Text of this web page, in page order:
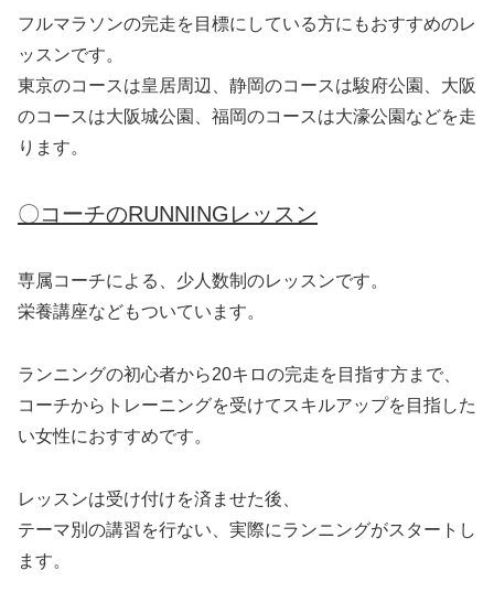
フルマラソンの完走を目標にしている方にもおすすめのレ
ッスンです。
東京のコースは皇居周辺、静岡のコースは駿府公園、大阪
のコースは大阪城公園、福岡のコースは大濠公園などを走
ります。
〇コーチのRUNNINGレッスン
専属コーチによる、少人数制のレッスンです。
栄養講座などもついています。
ランニングの初心者から20キロの完走を目指す方まで、
コーチからトレーニングを受けてスキルアップを目指した
い女性におすすめです。
レッスンは受け付けを済ませた後、
テーマ別の講習を行ない、実際にランニングがスタートし
ます。